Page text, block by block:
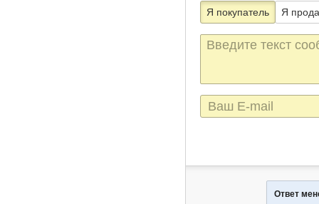
Я покупатель Я
Текст
сообщения
E-
mail
Ответ